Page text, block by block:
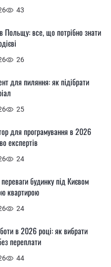
43
26
Польщу: все, що потрібно знати
25
для пиляння: як підібрати
24
для програмування в 2026
експертів
24
будинку під Києвом
квартирою
44
в 2026 році: як вибрати
переплати